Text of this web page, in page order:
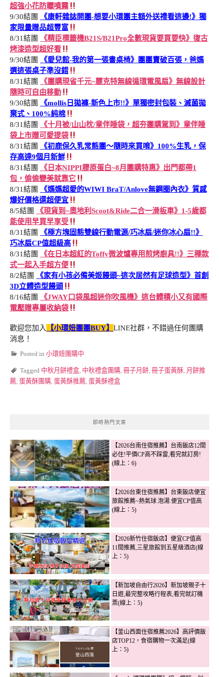
超強小花防曬噴霧
9/30結團
《康軒雜誌開團-想要小環團主額外送禮看這邊!》獨
家限量贈品超豐富
8/31結團
《精臣標籤機B21S/B21Pro全數現貨要買要快》復古
烤漆造型超好看
9/30結團
《愛兒館-我的第一張書桌椅》團團賣破百張，爸媽
選這張桌子準沒錯
8/31結團
《團購現省千元~麗克特無線循環電風扇》無線設計
隨時可自由移動
9/30結團
《mollis日拋褲-新色上市!!》單獨密封包裝、滅菌拋
棄式、100%純棉
8/31結團
《十月被/山山枕/童伴睡袋，超夯團購駕到》童伴睡
袋上市贈可愛提袋
8/31結團
《初鹿保久乳常態團～隨時來買唷》100%生乳，保
存高達9個月新鮮
8/31結團
《日本NIPPI膠原蛋白~8月團購特惠》出門都帶1
包，偷偷變美就靠它
8/31結團
《媽媽超愛的WIWI BraT/Anlove無鋼圈內衣》質感
爆好價格還超便宜
8/5結團
《現貨到~奧地利Scoot&Ride二合一滑板車》1-5歲都
能使用早買早享受
8/31結團
《極方塊固態雙線行動電源/巧冰扇/迷你冰心扇!!》
巧冰扇CP值超級高
8/31結團
《在日本超紅的Toffy微波爐專用煎烤廚具!!》三種款
式一起入手超方便
8/2結團
《家有小孩必備美姬饅頭~這次居然有足球造型》首創
3D立體造型饅頭
8/16結團
《JWAY口袋風超迷你吹風機》這台體積小又有國際
電壓贈專屬收納袋
歡迎您加入 【小環妞團團BUY】 LINE社群，不錯過任何團購
消息！
Posted in 小環妞團購中
Tagged 中秋月餅禮盒, 中秋禮盒團購, 冊子月餅, 冊子蛋黃酥, 月餅推
薦, 蛋黃酥團購, 蛋黃酥推薦, 蛋黃酥禮盒
即時熱門文章
【2026台南住宿推薦】台南飯店12間
必住!平價CP高不踩雷,看完就訂房!
(線上：6)
【2026台東住宿推薦】台東飯店便宜
旅館推薦~熱氣球.泡湯.便宜CP值高
(線上：5)
【2026新竹住宿飯店】便宜CP值高
11間推薦,三星旅館到五星級酒店(線
上：5)
【新加坡自由行2026】新加坡親子十
日遊,最完整攻略行程表,看完就訂機
票(線上：5)
【釜山西面住宿推薦2026】高評價飯
店TOP12，食宿購物一次滿足(線
上：5)